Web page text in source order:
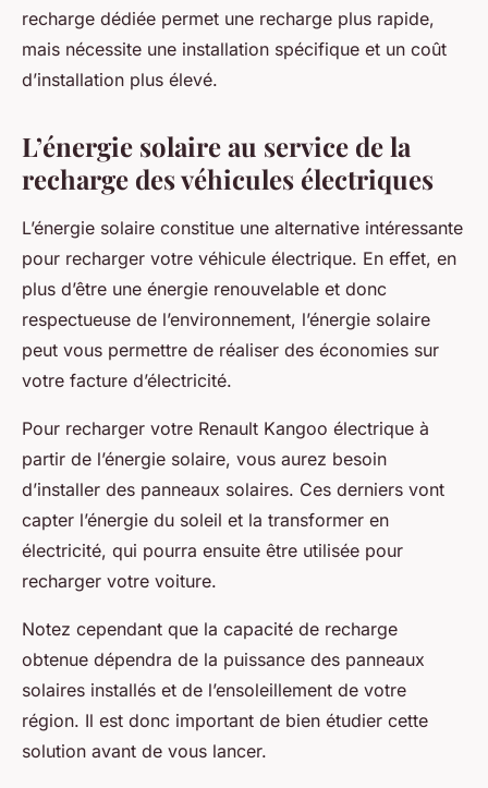
recharge dédiée permet une recharge plus rapide,
mais nécessite une installation spécifique et un coût
d’installation plus élevé.
L’énergie solaire au service de la
recharge des véhicules électriques
L’énergie solaire constitue une alternative intéressante
pour recharger votre véhicule électrique. En effet, en
plus d’être une énergie renouvelable et donc
respectueuse de l’environnement, l’énergie solaire
peut vous permettre de réaliser des économies sur
votre facture d’électricité.
Pour recharger votre Renault Kangoo électrique à
partir de l’énergie solaire, vous aurez besoin
d’installer des panneaux solaires. Ces derniers vont
capter l’énergie du soleil et la transformer en
électricité, qui pourra ensuite être utilisée pour
recharger votre voiture.
Notez cependant que la capacité de recharge
obtenue dépendra de la puissance des panneaux
solaires installés et de l’ensoleillement de votre
région. Il est donc important de bien étudier cette
solution avant de vous lancer.